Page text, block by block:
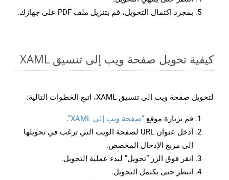
بمجرد اكتمال التحويل، قم بتنزيل ملف PDF على جهازك.
كيفية تحويل صفحة ويب إلى تنسيق XAML
لتحويل صفحة ويب إلى تنسيق XAML، اتبع الخطوات التالية:
قم بزيارة موقع “صفحة ويب إلى XAML”
.
أدخل عنوان URL لصفحة الويب التي ترغب في تحويلها
إلى مربع الإدخال المخصص.
انقر فوق الزر “تحويل” لبدء عملية التحويل.
انتظر حتى يكتمل التحويل.